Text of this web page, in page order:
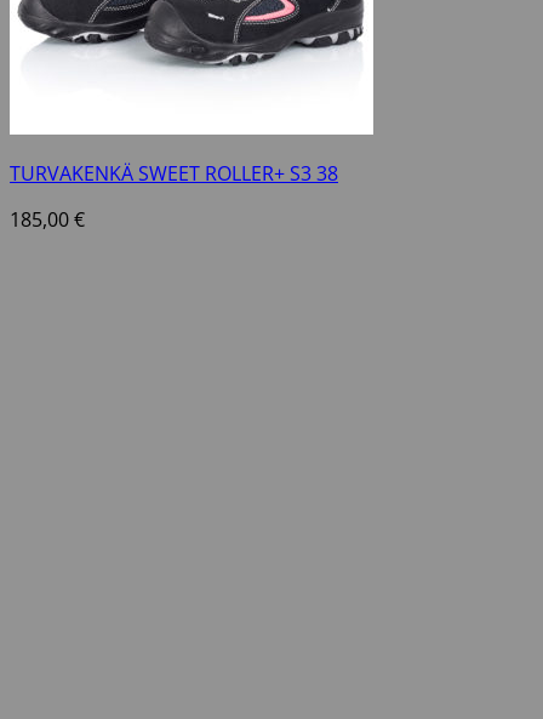
TURVAKENKÄ SWEET ROLLER+ S3 38
185,00€